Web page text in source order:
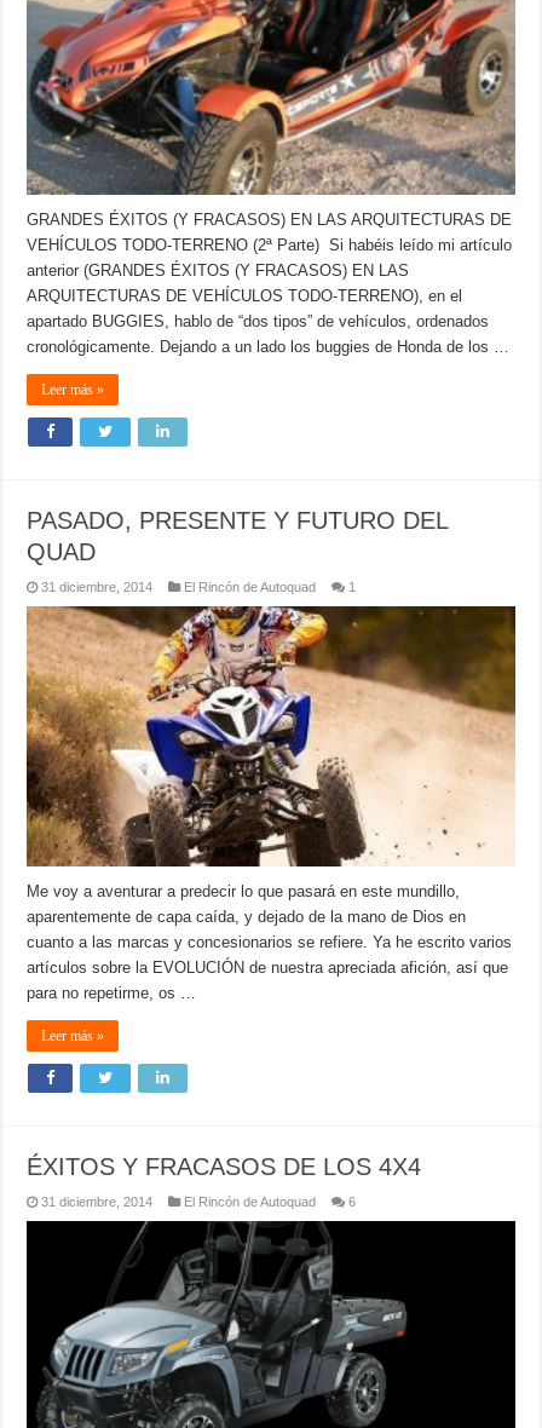
GRANDES ÉXITOS (Y FRACASOS) EN LAS ARQUITECTURAS DE
VEHÍCULOS TODO-TERRENO (2ª Parte) Si habéis leído mi artículo
anterior (GRANDES ÉXITOS (Y FRACASOS) EN LAS
ARQUITECTURAS DE VEHÍCULOS TODO-TERRENO), en el
apartado BUGGIES, hablo de “dos tipos” de vehículos, ordenados
cronológicamente. Dejando a un lado los buggies de Honda de los …
Leer más »
PASADO, PRESENTE Y FUTURO DEL
QUAD
31 diciembre, 2014 El Rincón de Autoquad 1
Me voy a aventurar a predecir lo que pasará en este mundillo,
aparentemente de capa caída, y dejado de la mano de Dios en
cuanto a las marcas y concesionarios se refiere. Ya he escrito varios
artículos sobre la EVOLUCIÓN de nuestra apreciada afición, así que
para no repetirme, os …
Leer más »
ÉXITOS Y FRACASOS DE LOS 4X4
31 diciembre, 2014 El Rincón de Autoquad 6